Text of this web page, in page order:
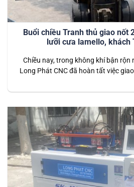
Buổi chiều Tranh thủ giao nốt
lưỡi cưa lamello, khách
Chiều nay, trong không khí bận
Long Phát CNC đã hoàn tất việc
Bình Dương. Đây là dòng máy